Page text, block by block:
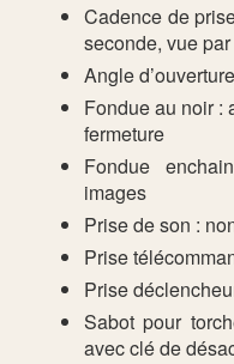
Cadence de
seconde, vue
Angle
Fondue au noir :
fermeture
Fondue
images
Prise de son :
Prise
Prise
Sabot pour
avec clé de